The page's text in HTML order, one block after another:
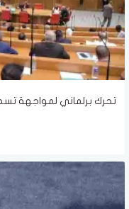
تحرك برلماني لمواجهة